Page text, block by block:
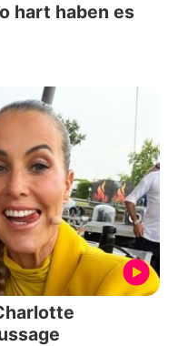
hart haben es